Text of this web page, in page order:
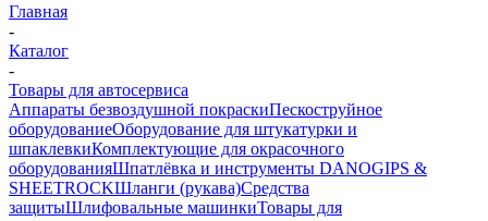
Главная
-
Каталог
-
Товары для автосервиса
Аппараты безвоздушной покраскиПескоструйное
оборудованиеОборудование для штукатурки и
шпаклевкиКомплектующие для окрасочного
оборудованияШпатлёвка и инструменты DANOGIPS &
SHEETROCKШланги (рукава)Средства
защитыШлифовальные машинкиТовары для